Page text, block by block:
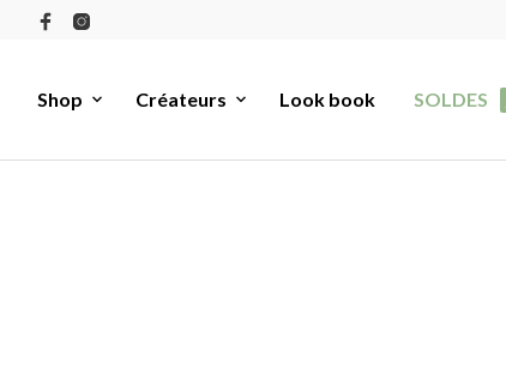
Shop Créateurs Look book SOLDES